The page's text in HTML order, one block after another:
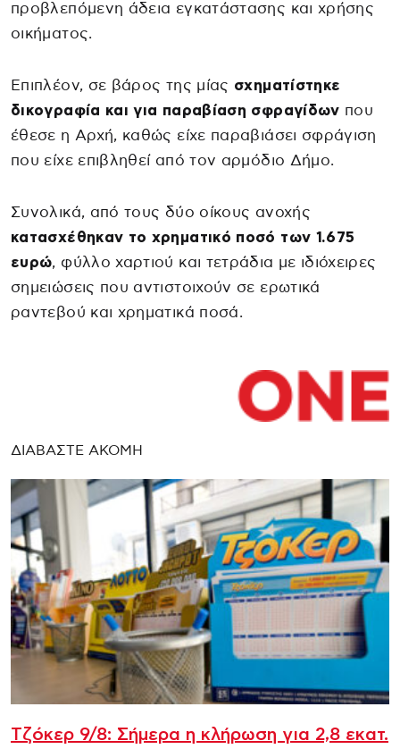
προβλεπόμενη άδεια εγκατάστασης και χρήσης
οικήματος.
Επιπλέον, σε βάρος της μίας σχηματίστηκε
δικογραφία και για παραβίαση σφραγίδων που
έθεσε η Αρχή, καθώς είχε παραβιάσει σφράγιση
που είχε επιβληθεί από τον αρμόδιο Δήμο.
Συνολικά, από τους δύο οίκους ανοχής
κατασχέθηκαν το χρηματικό ποσό των 1.675
ευρώ, φύλλο χαρτιού και τετράδια με ιδιόχειρες
σημειώσεις που αντιστοιχούν σε ερωτικά
ραντεβού και χρηματικά ποσά.
ΔΙΑΒΑΣΤΕ ΑΚΟΜΗ
Τζόκερ 9/8: Σήμερα η κλήρωση για 2,8 εκατ.